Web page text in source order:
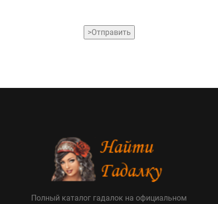
>Отправить
Полный каталог гадалок на официальном